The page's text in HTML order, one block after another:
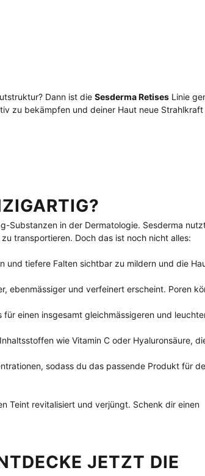
Dann ist die Sesderma Retises Linie
zu bekämpfen und deiner Haut neue Strahlkraft
Substanzen in der Dermatologie. Sesderma
transportieren. Doch das ist noch nicht alles:
und tiefere Falten sichtbar zu mildern und die
ebenmässiger und verfeinert erscheint. Poren
einen insgesamt gleichmässigeren und
wie Vitamin C oder Hyaluronsäure,
sodass du das passende Produkt für
Teint revitalisiert und verjüngt. Schenk dir einen
JETZT DIE